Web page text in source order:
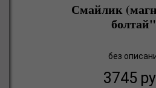
Смайлик
болтай"
без
3745